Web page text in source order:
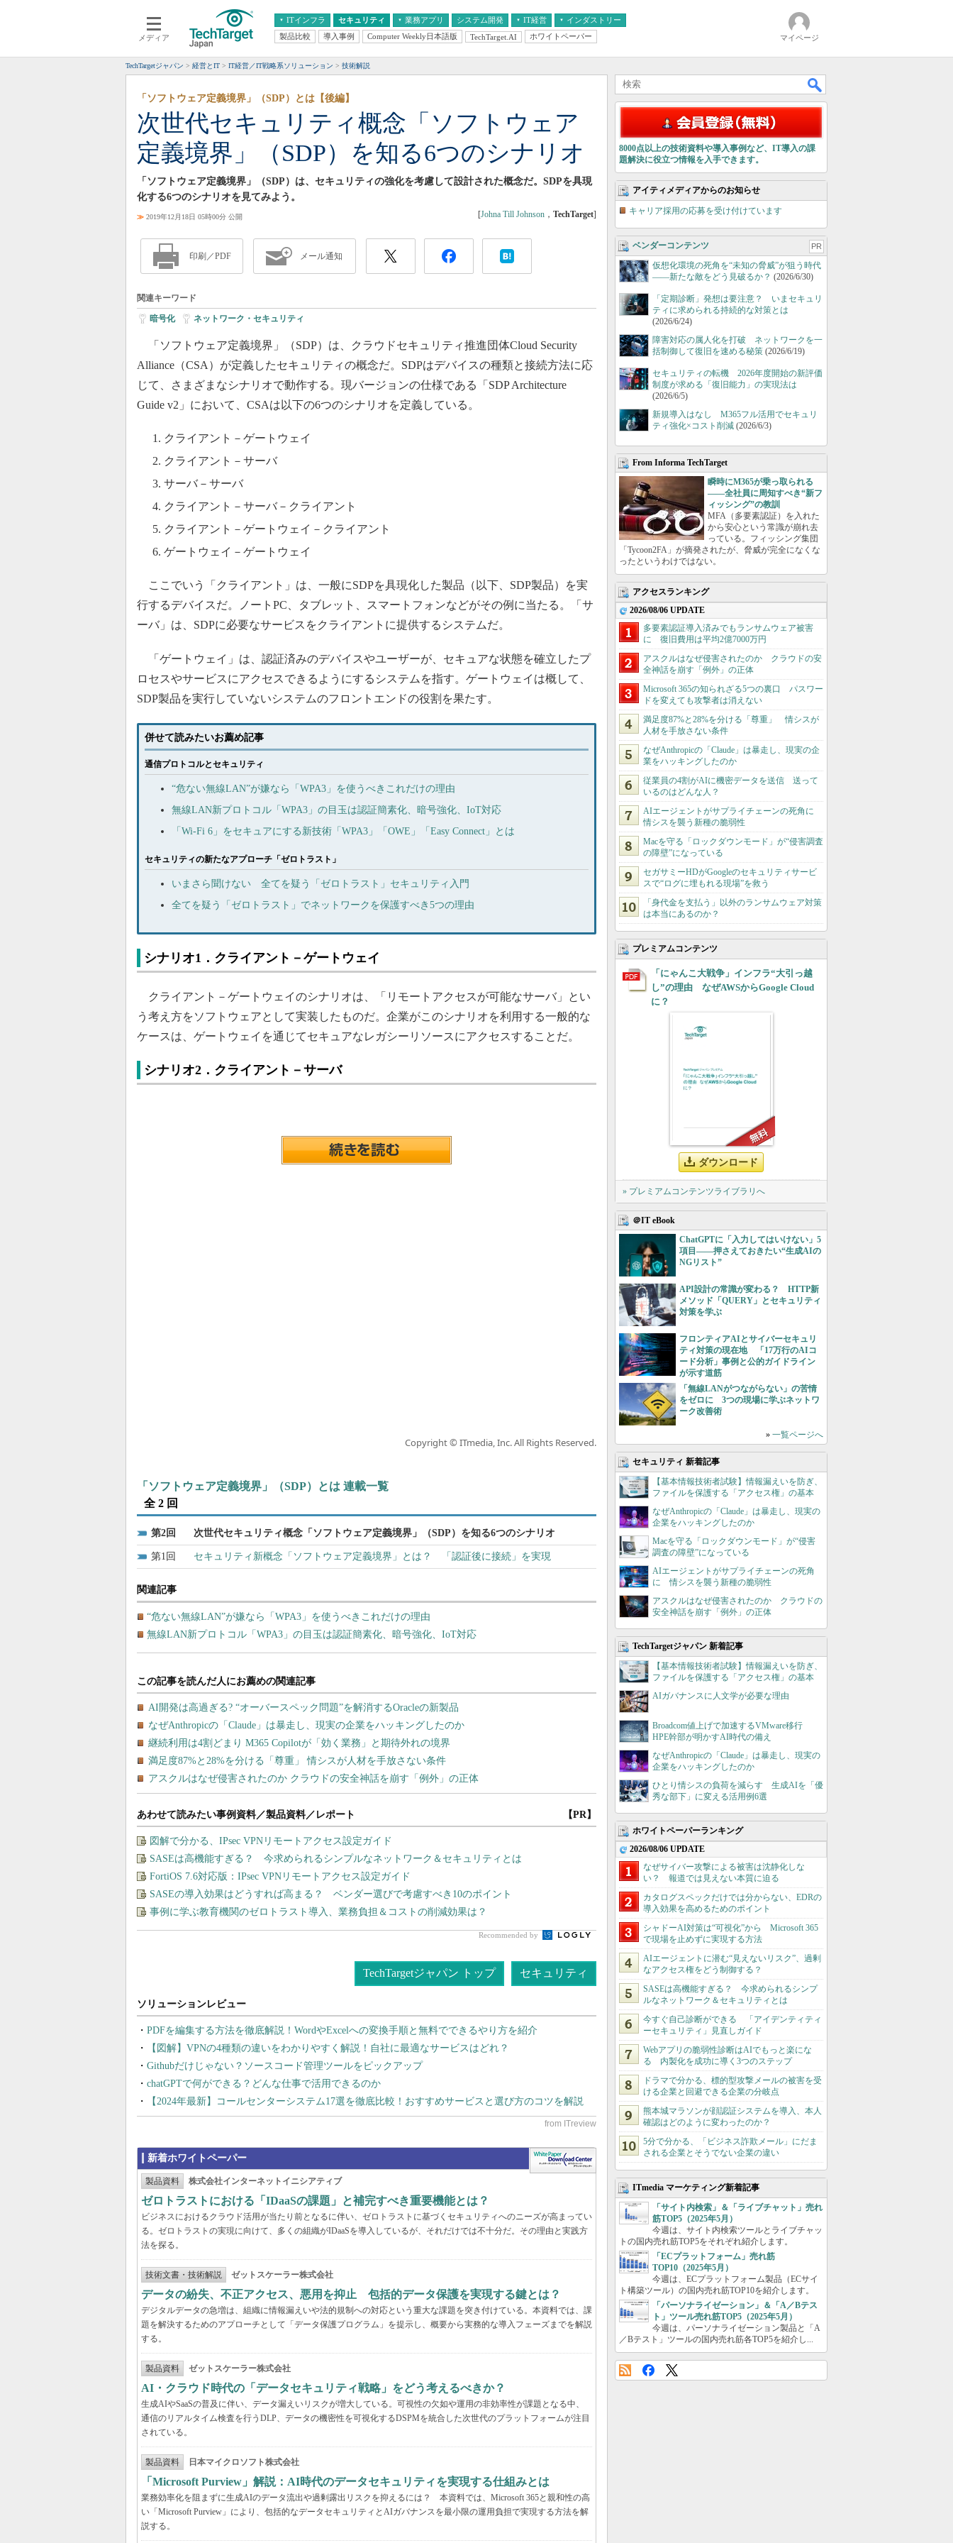
メディア
ITインフラ
クラウド
スマートモバイル
ネットワーク
システム運用管理
セキュリティ 業務アプリ
エンタープライズAI
ERP
CX
情報系システム
システム開発 IT経営
経営とIT
インダストリー
医療IT
製品比較 導入事例 Computer Weekly日本語版 TechTarget.AI ホワイトペーパー マイページ
TechTargetジャパン 経営とIT IT経営／IT戦略系ソリューション 技術解説
次世代セキュリティ概念「ソフトウェア
定義境界」（SDP）を知る6つのシナリオ
「ソフトウェア定義境界」（SDP）とは【後編】
「ソフトウェア定義境界」（SDP）は、セキュリティの強化を考慮して設計された概念だ。SDPを具現
化する6つのシナリオを見てみよう。
≫ 2019年12月18日 05時00分 公開 [Johna Till Johnson ， TechTarget]
印刷／PDF メール通知
関連キーワード
暗号化| ネットワーク・セキュリティ
「ソフトウェア定義境界」（SDP）は、クラウドセキュリティ推進団体Cloud Security
Alliance（CSA）が定義したセキュリティの概念だ。SDPはデバイスの種類と接続方法に応
じて、さまざまなシナリオで動作する。現バージョンの仕様である「SDP Architecture
Guide v2」において、CSAは以下の6つのシナリオを定義している。
クライアント－ゲートウェイ
クライアント－サーバ
サーバ－サーバ
クライアント－サーバ－クライアント
クライアント－ゲートウェイ－クライアント
ゲートウェイ－ゲートウェイ
ここでいう「クライアント」は、一般にSDPを具現化した製品（以下、SDP製品）を実
行するデバイスだ。ノートPC、タブレット、スマートフォンなどがその例に当たる。「サ
ーバ」は、SDPに必要なサービスをクライアントに提供するシステムだ。
「ゲートウェイ」は、認証済みのデバイスやユーザーが、セキュアな状態を確立したプ
ロセスやサービスにアクセスできるようにするシステムを指す。ゲートウェイは概して、
SDP製品を実行していないシステムのフロントエンドの役割を果たす。
併せて読みたいお薦め記事
通信プロトコルとセキュリティ
“危ない無線LAN”が嫌なら「WPA3」を使うべきこれだけの理由
無線LAN新プロトコル「WPA3」の目玉は認証簡素化、暗号強化、IoT対応
「Wi-Fi 6」をセキュアにする新技術「WPA3」「OWE」「Easy Connect」とは
セキュリティの新たなアプローチ「ゼロトラスト」
いまさら聞けない 全てを疑う「ゼロトラスト」セキュリティ入門
全てを疑う「ゼロトラスト」でネットワークを保護すべき5つの理由
シナリオ1．クライアント－ゲートウェイ
クライアント－ゲートウェイのシナリオは、「リモートアクセスが可能なサーバ」とい
う考え方をソフトウェアとして実装したものだ。企業がこのシナリオを利用する一般的な
ケースは、ゲートウェイを通じてセキュアなレガシーリソースにアクセスすることだ。
シナリオ2．クライアント－サーバ
Copyright © ITmedia, Inc. All Rights Reserved.
「ソフトウェア定義境界」（SDP）とは 連載一覧
全 2 回
2 次世代セキュリティ概念「ソフトウェア定義境界」（SDP）を知る6つのシナリオ
1 セキュリティ新概念「ソフトウェア定義境界」とは？ 「認証後に接続」を実現
関連記事
“危ない無線LAN”が嫌なら「WPA3」を使うべきこれだけの理由
無線LAN新プロトコル「WPA3」の目玉は認証簡素化、暗号強化、IoT対応
あわせて読みたい事例資料／製品資料／レポート 【PR】
図解で分かる、IPsec VPNリモートアクセス設定ガイド
SASEは高機能すぎる？ 今求められるシンプルなネットワーク＆セキュリティとは
FortiOS 7.6対応版：IPsec VPNリモートアクセス設定ガイド
SASEの導入効果はどうすれば高まる？ ベンダー選びで考慮すべき10のポイント
事例に学ぶ教育機関のゼロトラスト導入、業務負担＆コストの削減効果は？
Recommended by
TechTargetジャパン トップ セキュリティ
PDFを編集する方法を徹底解説！WordやExcelへの変換手順と無料でできるやり方を紹介
【図解】VPNの4種類の違いをわかりやすく解説！自社に最適なサービスはどれ？
Githubだけじゃない？ソースコード管理ツールをピックアップ
chatGPTで何ができる？どんな仕事で活用できるのか
【2024年最新】コールセンターシステム17選を徹底比較！おすすめサービスと選び方のコツを解説
新着ホワイトペーパー
製品資料 株式会社インターネットイニシアティブ
ゼロトラストにおける「IDaaSの課題」と補完すべき重要機能とは？
ビジネスにおけるクラウド活用が当たり前となるに伴い、ゼロトラストに基づくセキュリティへのニーズが高まってい
る。ゼロトラストの実現に向けて、多くの組織がIDaaSを導入しているが、それだけでは不十分だ。その理由と実践方
法を探る。
技術文書・技術解説 ゼットスケーラー株式会社
データの紛失、不正アクセス、悪用を抑止 包括的データ保護を実現する鍵とは？
デジタルデータの急増は、組織に情報漏えいや法的規制への対応という重大な課題を突き付けている。本資料では、課
題を解決するためのアプローチとして「データ保護プログラム」を提示し、概要から実務的な導入フェーズまでを解説
する。
製品資料 ゼットスケーラー株式会社
AI・クラウド時代の「データセキュリティ戦略」をどう考えるべきか？
生成AIやSaaSの普及に伴い、データ漏えいリスクが増大している。可視性の欠如や運用の非効率性が課題となる中、
通信のリアルタイム検査を行うDLP、データの機密性を可視化するDSPMを統合した次世代のプラットフォームが注目
されている。
製品資料 日本マイクロソフト株式会社
「Microsoft Purview」解説：AI時代のデータセキュリティを実現する仕組みとは
業務効率化を阻まずに生成AIのデータ流出や過剰露出リスクを抑えるには？ 本資料では、Microsoft 365と親和性の高
い「Microsoft Purview」により、包括的なデータセキュリティとAIガバナンスを最小限の運用負担で実現する方法を解
説する。
8000点以上の技術資料や導入事例など、IT導入の課
題解決に役立つ情報を入手できます。
アイティメディアからのお知らせ
キャリア採用の応募を受け付けています
ベンダーコンテンツ PR
仮想化環境の死角を“未知の脅威”が狙う時代
――新たな敵をどう見破るか？ (2026/6/30)
「定期診断」発想は要注意？ いまセキュリ
ティに求められる持続的な対策とは
(2026/6/24)
障害対応の属人化を打破 ネットワークを一
括制御して復旧を速める秘策 (2026/6/19)
セキュリティの転機 2026年度開始の新評価
制度が求める「復旧能力」の実現法は
(2026/6/5)
新規導入はなし M365フル活用でセキュリ
ティ強化×コスト削減 (2026/6/3)
From Informa TechTarget
瞬時にM365が乗っ取られる
――全社員に周知すべき“新フ
ィッシング”の教訓
MFA（多要素認証）を入れた
から安心という常識が崩れ去
っている。フィッシング集団
「Tycoon2FA」が摘発されたが、脅威が完全になくな
ったというわけではない。
アクセスランキング
2026/08/06 UPDATE
多要素認証導入済みでもランサムウェア被害
に 復旧費用は平均2億7000万円
アスクルはなぜ侵害されたのか クラウドの安
全神話を崩す「例外」の正体
Microsoft 365の知られざる5つの裏口 パスワー
ドを変えても攻撃者は消えない
満足度87%と28%を分ける「尊重」 情シスが
人材を手放さない条件
なぜAnthropicの「Claude」は暴走し、現実の企
業をハッキングしたのか
従業員の4割がAIに機密データを送信 送って
いるのはどんな人？
AIエージェントがサプライチェーンの死角に
情シスを襲う新種の脆弱性
Macを守る「ロックダウンモード」が“侵害調査
の障壁”になっている
セガサミーHDがGoogleのセキュリティサービ
スで“ログに埋もれる現場”を救う
「身代金を支払う」以外のランサムウェア対策
は本当にあるのか？
プレミアムコンテンツ
「にゃんこ大戦争」インフラ“大引っ越
し”の理由 なぜAWSからGoogle Cloud
に？
ダウンロード
» プレミアムコンテンツライブラリへ
＠IT eBook
ChatGPTに「入力してはいけない」5
項目――押さえておきたい“生成AIの
NGリスト”
API設計の常識が変わる？ HTTP新
メソッド「QUERY」とセキュリティ
対策を学ぶ
フロンティアAIとサイバーセキュリ
ティ対策の現在地 「17万行のAIコ
ード分析」事例と公的ガイドライン
が示す道筋
「無線LANがつながらない」の苦情
をゼロに 3つの現場に学ぶネットワ
ーク改善術
» 一覧ページへ
セキュリティ 新着記事
【基本情報技術者試験】情報漏えいを防ぎ、
ファイルを保護する「アクセス権」の基本
なぜAnthropicの「Claude」は暴走し、現実の
企業をハッキングしたのか
Macを守る「ロックダウンモード」が“侵害
調査の障壁”になっている
AIエージェントがサプライチェーンの死角
に 情シスを襲う新種の脆弱性
アスクルはなぜ侵害されたのか クラウドの
安全神話を崩す「例外」の正体
TechTargetジャパン 新着記事
【基本情報技術者試験】情報漏えいを防ぎ、
ファイルを保護する「アクセス権」の基本
AIガバナンスに人文学が必要な理由
Broadcom値上げで加速するVMware移行
HPE幹部が明かすAI時代の備え
なぜAnthropicの「Claude」は暴走し、現実の
企業をハッキングしたのか
ひとり情シスの負荷を減らす 生成AIを「優
秀な部下」に変える活用例6選
ホワイトペーパーランキング
2026/08/06 UPDATE
なぜサイバー攻撃による被害は沈静化しな
い？ 報道では見えない本質に迫る
カタログスペックだけでは分からない、EDRの
導入効果を高めるためのポイント
シャドーAI対策は“可視化”から Microsoft 365
で現場を止めずに実現する方法
AIエージェントに潜む“見えないリスク”、過剰
なアクセス権をどう制御する？
SASEは高機能すぎる？ 今求められるシンプ
ルなネットワーク＆セキュリティとは
今すぐ自己診断ができる 「アイデンティティ
ーセキュリティ」見直しガイド
Webアプリの脆弱性診断はAIでもっと楽にな
る 内製化を成功に導く3つのステップ
ドラマで分かる、標的型攻撃メールの被害を受
ける企業と回避できる企業の分岐点
熊本城マラソンが顔認証システムを導入、本人
確認はどのように変わったのか？
5分で分かる、「ビジネス詐欺メール」にだま
される企業とそうでない企業の違い
ITmedia マーケティング新着記事
「サイト内検索」＆「ライブチャット」売れ
筋TOP5（2025年5月）
今週は、サイト内検索ツールとライブチャッ
トの国内売れ筋TOP5をそれぞれ紹介します。
「ECプラットフォーム」売れ筋
TOP10（2025年5月）
今週は、ECプラットフォーム製品（ECサイ
ト構築ツール）の国内売れ筋TOP10を紹介します。
「パーソナライゼーション」＆「A／Bテス
ト」ツール売れ筋TOP5（2025年5月）
今週は、パーソナライゼーション製品と「A
／Bテスト」ツールの国内売れ筋各TOP5を紹介し...